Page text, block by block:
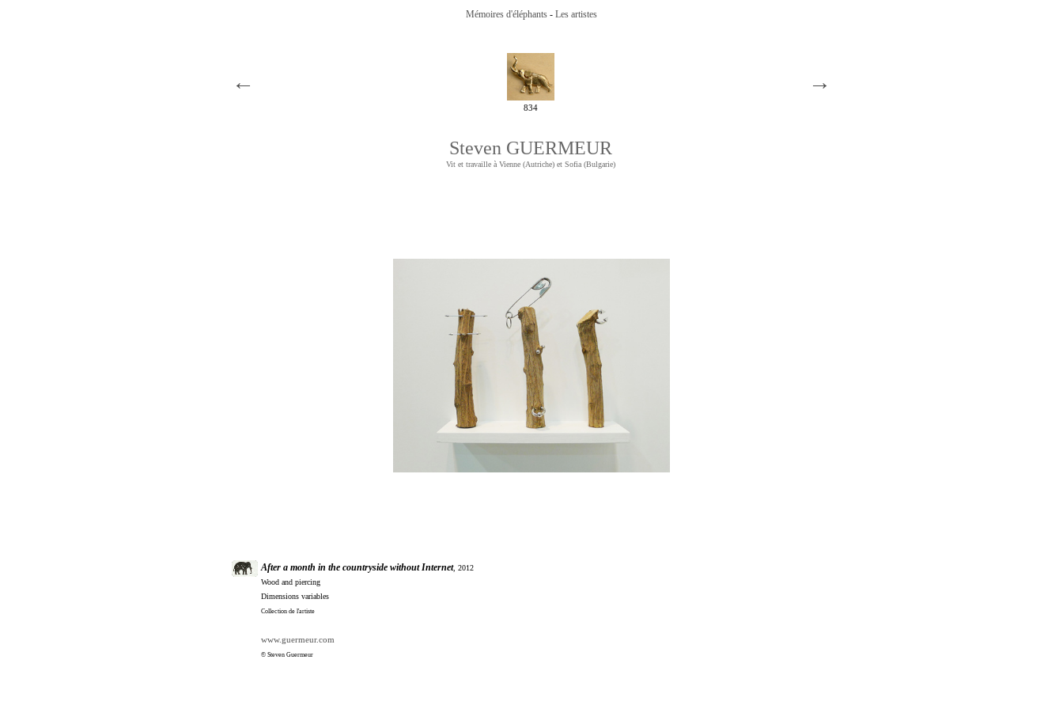
Mémoires d'éléphants - Les artistes
←
834
→
Steven GUERMEUR
Vit et travaille à Vienne (Autriche) et Sofia (Bulgarie)
After a month in the countryside without Internet, 2012
Wood and piercing
Dimensions variables
Collection de l'artiste
www.guermeur.com
© Steven Guermeur